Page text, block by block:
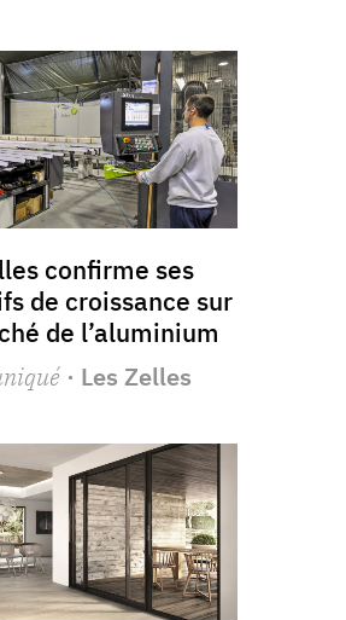
confirme ses
de croissance sur
de l’aluminium
· Les Zelles